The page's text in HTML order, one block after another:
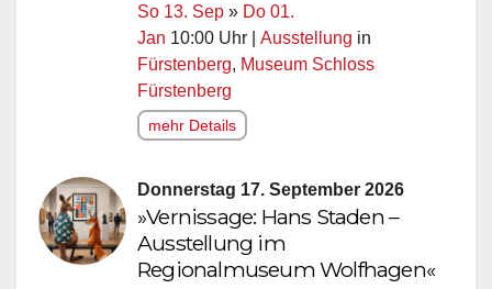
So 13. Sep » Do 01.
Jan 10:00 Uhr | Ausstellung in
Fürstenberg, Museum Schloss
Fürstenberg
mehr Details
Donnerstag 17. September 2026
»Vernissage: Hans Staden –
Ausstellung im
Regionalmuseum Wolfhagen«